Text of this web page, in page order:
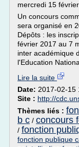
mercredi 15 février
Un concours
sera organisé en
Dépôts : les
février 2017 au 7
inter académique
l'Education
Lire la suite
Date: 2017-02-15
Site : http://
Thèmes liés :
b c / concours
/ fonction
fonction publique